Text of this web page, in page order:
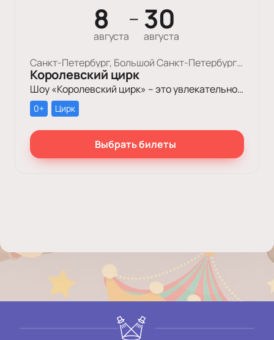
8
августа
— 30
августа
Санкт-Петербург, Большой Cанкт-Петербургский Государственный Цирк
Королевский цирк
Шоу «Королевский цирк» – это увлекательное путешествие в мир красоты, роскоши и грации, отваги и ловкости, изысканного стиля и невероятных человеческих возможностей.
0+ Цирк
Выбрать билеты